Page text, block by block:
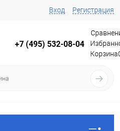
Вход Регистрация
+7 (495) 532-08-04
Корзина